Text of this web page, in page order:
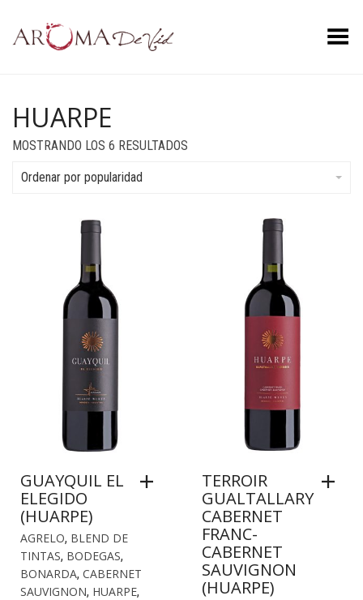
Menú
HUARPE
MOSTRANDO LOS 6 RESULTADOS
Ordenar por popularidad
GUAYQUIL EL
ELEGIDO
(HUARPE)
AGRELO, BLEND DE
TINTAS, BODEGAS,
BONARDA, CABERNET
SAUVIGNON, HUARPE,
TERROIR
GUALTALLARY
CABERNET
FRANC-
CABERNET
SAUVIGNON
(HUARPE)